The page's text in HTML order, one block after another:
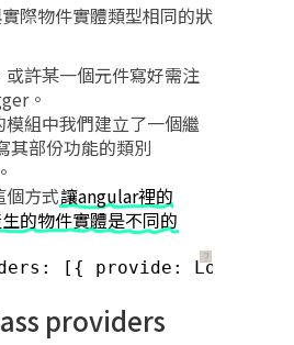
際物件實體類型相同的狀
許某一個元件寫好需注
。
組中我們建立了一個繼
其部份功能的類別
個方式讓angular裡的
的物件實體是不同的
？
[{ provide: Logger,
providers